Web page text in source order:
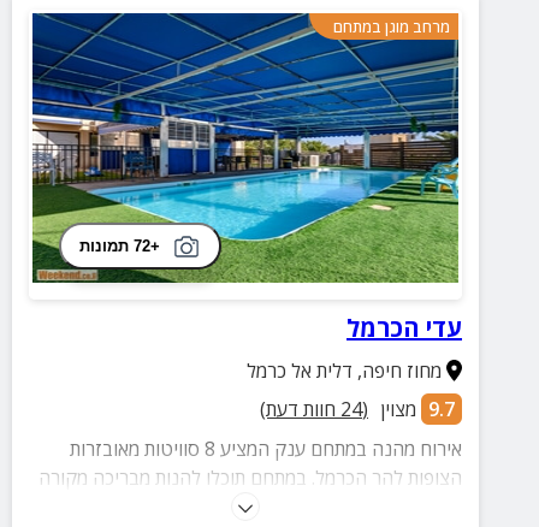
מרחב מוגן במתחם
+72 תמונות
עדי הכרמל
מחוז חיפה, דלית אל כרמל
9.7 מצוין (
24 חוות דעת)
אירוח מהנה במתחם ענק המציע 8 סוויטות מאובזרות
הצופות להר הכרמל. במתחם תוכלו להנות מבריכה מקורה
ומחוממת, ארוחת בוקר עם טעמים אהובים מהמטבח